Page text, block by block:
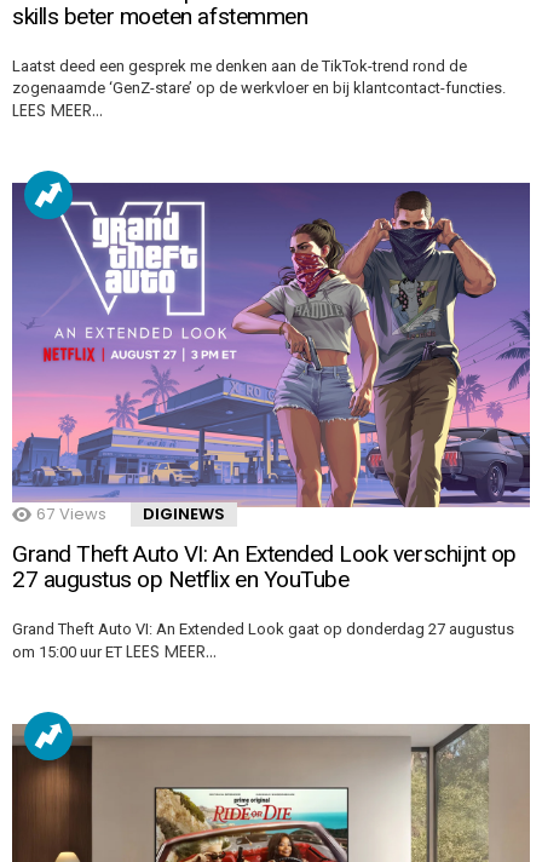
skills beter moeten afstemmen
Laatst deed een gesprek me denken aan de TikTok-trend rond de
zogenaamde ‘GenZ-stare’ op de werkvloer en bij klantcontact-functies.
LEES MEER…
67 Views DIGINEWS
Grand Theft Auto VI: An Extended Look verschijnt op
27 augustus op Netflix en YouTube
Grand Theft Auto VI: An Extended Look gaat op donderdag 27 augustus
om 15:00 uur ET LEES MEER…